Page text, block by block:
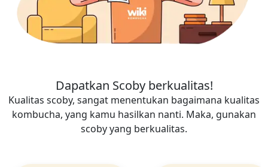
Dapatkan Scoby berkualitas!
Kualitas scoby, sangat menentukan bagaimana kualitas
kombucha, yang kamu hasilkan nanti. Maka, gunakan
scoby yang berkualitas.